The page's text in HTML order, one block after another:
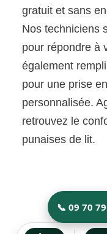
gratuit et sans
Nos techniciens
pour répondre à
également
pour une prise
personnalisée.
retrouvez le
punaises de lit.